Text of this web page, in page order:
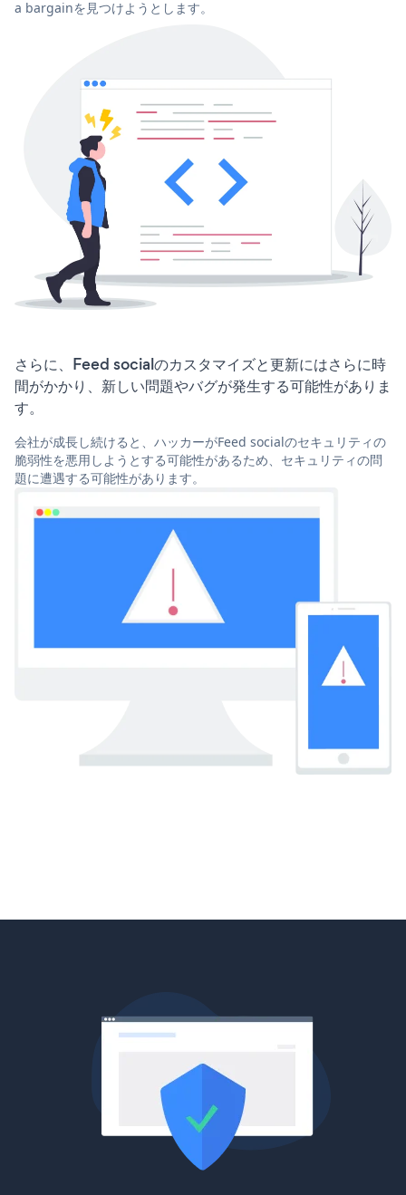
a bargainを見つけようとします。
さらに、Feed socialのカスタマイズと更新にはさらに時
間がかかり、新しい問題やバグが発生する可能性がありま
す。
会社が成長し続けると、ハッカーがFeed socialのセキュリティの
脆弱性を悪用しようとする可能性があるため、セキュリティの問
題に遭遇する可能性があります。